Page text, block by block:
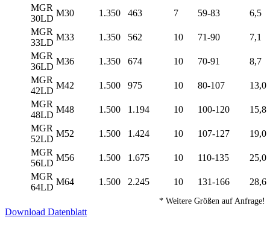
MGR
30LD
M30 1.350 463 7 59-83
6,5
MGR
33LD
M33 1.350 562 10 71-90
7,1
MGR
36LD
M36 1.350 674 10 70-91
8,7
MGR
42LD
M42 1.500 975 10 80-107
13,0
MGR
48LD
M48 1.500 1.194 10 100-120
15,8
MGR
52LD
M52 1.500 1.424 10 107-127
19,0
MGR
56LD
M56 1.500 1.675 10 110-135
25,0
MGR
64LD
M64 1.500 2.245 10 131-166 28,6
* Weitere Größen auf Anfrage!
Download Datenblatt